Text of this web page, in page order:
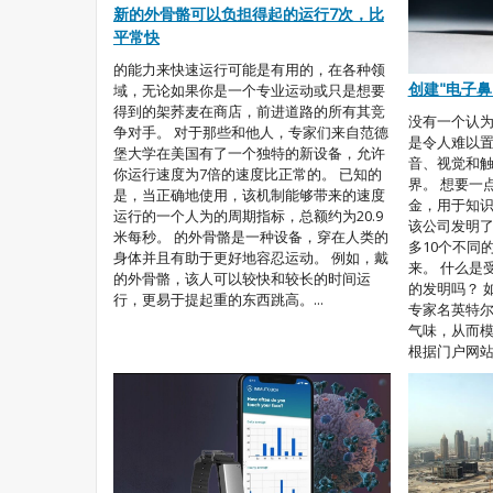
新的外骨骼可以负担得起的运行7次，比
平常快
的能力来快速运行可能是有用的，在各种领
域，无论如果你是一个专业运动或只是想要
得到的架荞麦在商店，前进道路的所有其竞
争对手。 对于那些和他人，专家们来自范德
堡大学在美国有了一个独特的新设备，允许
你运行速度为7倍的速度比正常的。 已知的
是，当正确地使用，该机制能够带来的速度
运行的一个人为的周期指标，总额约为20.9
米每秒。 的外骨骼是一种设备，穿在人类的
身体并且有助于更好地容忍运动。 例如，戴
的外骨骼，该人可以较快和较长的时间运
行，更易于提起重的东西跳高。...
创建"电子
没有一个认
是令人难以
音、视觉和
界。 想要一
金，用于知
该公司发明
多10个不同
来。 什么是
的发明吗？
专家名英特
气味，从而
根据门户网